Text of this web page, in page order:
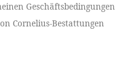
Geschäftsbedingungen
Cornelius-Bestattungen